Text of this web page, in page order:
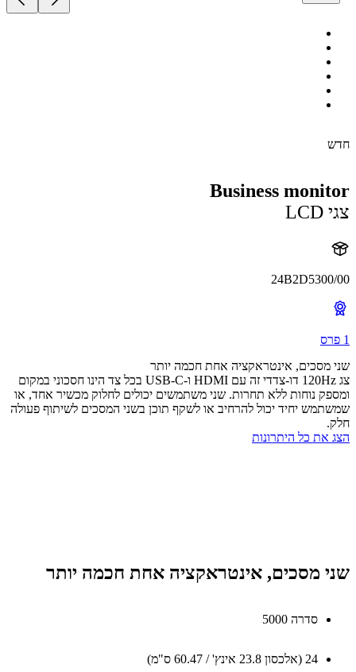
Business
מסכים, אינטראקציה אחת חכמה יותר
צג 120Hz דו-צדדי זה עם HDMI ו-USB-C בכל צד הינו חסכוני במקום
נוחות ללא תחרות. שני משתמשים יכולים לחלוק מכשיר אחד, או
יחיד יכול להרחיב או לשקף תוכן בשני המסכים לשיתוף פעולה
כל היתרונות
מסכים, אינטראקציה אחת חכמה יותר
סדרה 5000